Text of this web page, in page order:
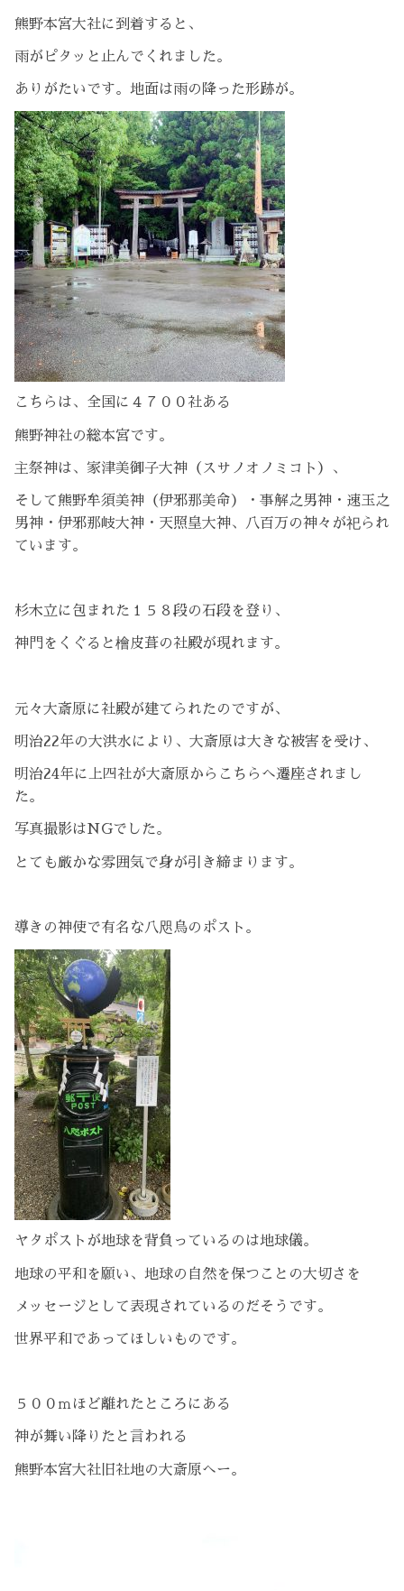
熊野本宮大社に到着すると、
雨がピタッと止んでくれました。
ありがたいです。地面は雨の降った形跡が。
こちらは、全国に４７００社ある
熊野神社の総本宮です。
主祭神は、家津美御子大神（スサノオノミコト）、
そして熊野牟須美神（伊邪那美命）・事解之男神・速玉之
男神・伊邪那岐大神・天照皇大神、八百万の神々が祀られ
ています。
杉木立に包まれた１５８段の石段を登り、
神門をくぐると檜皮葺の社殿が現れます。
元々大斎原に社殿が建てられたのですが、
明治22年の大洪水により、大斎原は大きな被害を受け、
明治24年に上四社が大斎原からこちらへ遷座されまし
た。
写真撮影はNGでした。
とても厳かな雰囲気で身が引き締まります。
導きの神使で有名な八咫烏のポスト。
ヤタポストが地球を背負っているのは地球儀。
地球の平和を願い、地球の自然を保つことの大切さを
メッセージとして表現されているのだそうです。
世界平和であってほしいものです。
５００ｍほど離れたところにある
神が舞い降りたと言われる
熊野本宮大社旧社地の大斎原へー。